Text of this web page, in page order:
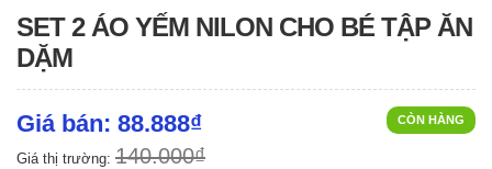
SET 2 ÁO YẾM NILON CHO BÉ TẬP ĂN
DẶM
CÒN HÀNG
Giá bán: 88.888₫
Giá thị trường: 140.000₫